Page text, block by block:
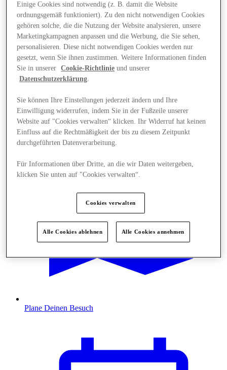
Angebote
Plane Deinen Besuch
Einige Cookies sind notwendig (z. B. damit die Website
ordnungsgemäß funktioniert). Zu den nicht notwendigen Cookies
gehören solche, die die Nutzung der Website analysieren, unsere
Marketingkampagnen anpassen und die Werbung, die Sie sehen,
personalisieren. Diese nicht notwendigen Cookies werden nur
gesetzt, wenn Sie ihnen zustimmen. Weitere Informationen finden
Sie in unserer
Cookie-Richtlinie und unserer
Datenschutzerklärung.
Sie können Ihre Einstellungen jederzeit ändern und Ihre
Einwilligung widerrufen, indem Sie in der Fußzeile unserer
Website auf "Cookies verwalten“ klicken. Ihr Widerruf hat keinen
Einfluss auf die Rechtmäßigkeit der bis zu diesem Zeitpunkt
durchgeführten Datenverarbeitung.
Für Informationen über Dritte, an die wir Daten weitergeben,
klicken Sie unten auf "Cookies verwalten“.
Cookies verwalten
Alle Cookies ablehnen Alle Cookies annehmen